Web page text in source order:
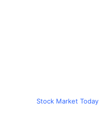
Stock Market Today